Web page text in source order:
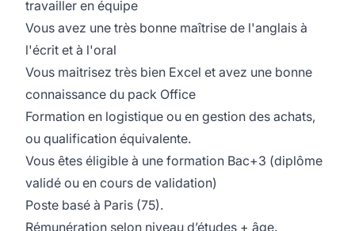
travailler en équipe
Vous avez une très bonne maîtrise de l'anglais à
l'écrit et à l'oral
Vous maitrisez très bien Excel et avez une bonne
connaissance du pack Office
Formation en logistique ou en gestion des achats,
ou qualification équivalente.
Vous êtes éligible à une formation Bac+3 (diplôme
validé ou en cours de validation)
Poste basé à Paris (75).
Rémunération selon niveau d’études + âge.